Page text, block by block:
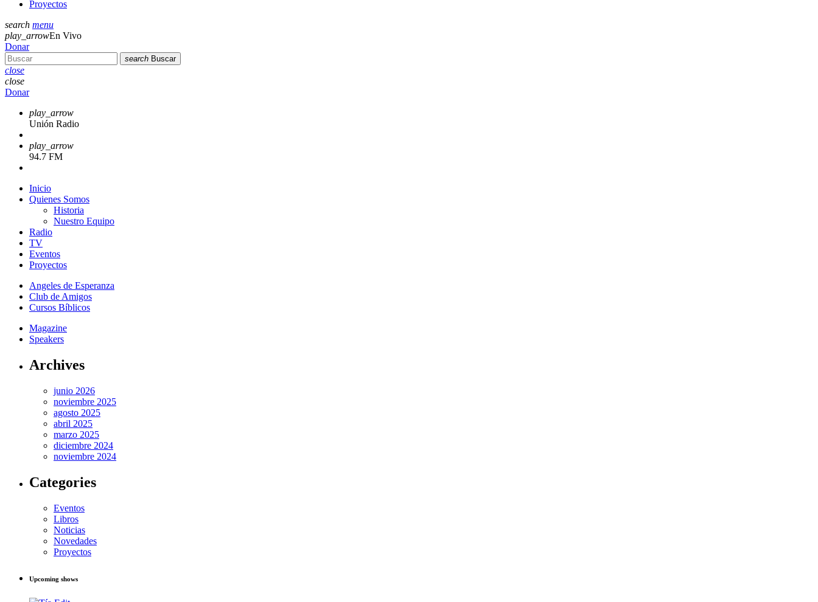
Proyectos
search menu
play_arrowEn Vivo
Donar
search Buscar
close
close
Donar
play_arrow
Unión Radio
play_arrow
94.7 FM
Inicio
Quienes Somos
Historia
Nuestro Equipo
Radio
TV
Eventos
Proyectos
Angeles de Esperanza
Club de Amigos
Cursos Bíblicos
Magazine
Speakers
Archives
junio 2026
noviembre 2025
agosto 2025
abril 2025
marzo 2025
diciembre 2024
noviembre 2024
Categories
Eventos
Libros
Noticias
Novedades
Proyectos
Upcoming shows